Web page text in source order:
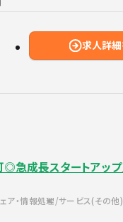
求人詳
◎急成長スタートアッ
ア・情報処理 サービス(その他)